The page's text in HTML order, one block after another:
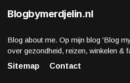
Blogbymerdjelin.nl
Blog about me. Op mijn blog 'Blog
over gezondheid, reizen, winkelen &
Sitemap
Contact